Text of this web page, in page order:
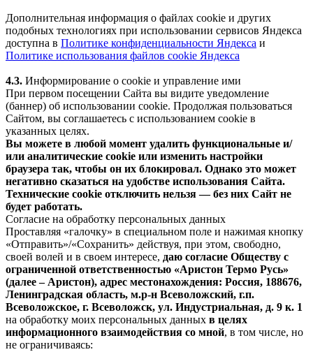
Дополнительная информация о файлах cookie и других
подобных технологиях при использовании сервисов Яндекса
доступна в Политике конфиденциальности Яндекса и
Политике использования файлов cookie Яндекса
4.3. Информирование о cookie и управление ими
При первом посещении Сайта вы видите уведомление
(баннер) об использовании cookie. Продолжая пользоваться
Сайтом, вы соглашаетесь с использованием cookie в
указанных целях.
Вы можете в любой момент удалить функциональные и/
или аналитические cookie или изменить настройки
браузера так, чтобы он их блокировал. Однако это может
негативно сказаться на удобстве использования Сайта.
Технические cookie отключить нельзя — без них Сайт не
будет работать.
Согласие на обработку персональных данных
Проставляя «галочку» в специальном поле и нажимая кнопку
«Отправить»/«Сохранить» действуя, при этом, свободно,
своей волей и в своем интересе, даю согласие Обществу с
ограниченной ответственностью «Аристон Термо Русь»
(далее – Аристон), адрес местонахождения: Россия, 188676,
Ленинградская область, м.р-н Всеволожский, г.п.
Всеволожское, г. Всеволожск, ул. Индустриальная, д. 9 к. 1
на обработку моих персональных данных в целях
информационного взаимодействия со мной, в том числе, но
не ограничиваясь: